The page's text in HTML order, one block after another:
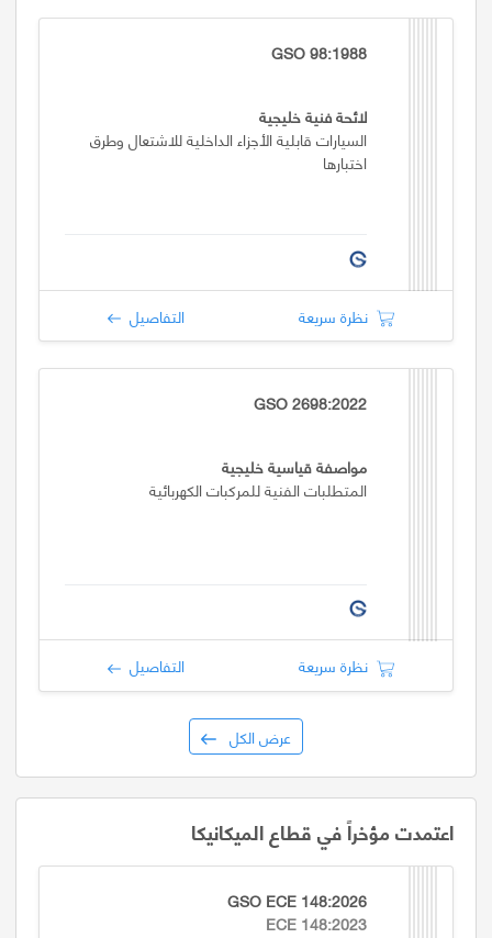
GSO 98:1988
لائحة فنية خليجية
السيارات قابلية الأجزاء الداخلية للاشتعال وطرق
اختبارها
نظرة سريعة التفاصيل
GSO 2698:2022
مواصفة قياسية خليجية
المتطلبات الفنية للمركبات الكهربائية
نظرة سريعة التفاصيل
عرض الكل
اعتمدت مؤخراً في قطاع الميكانيكا
GSO ECE 148:2026
ECE 148:2023